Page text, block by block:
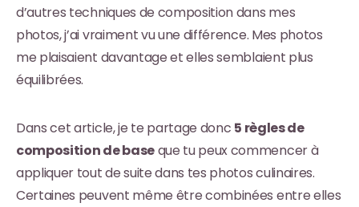
d’autres techniques de composition dans mes
photos, j’ai vraiment vu une différence. Mes photos
me plaisaient davantage et elles semblaient plus
équilibrées.
Dans cet article, je te partage donc 5 règles de
composition de baseque tu peux commencer à
appliquer tout de suite dans tes photos culinaires.
Certaines peuvent même être combinées entre elles